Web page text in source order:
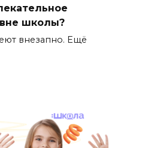
школы?
внезапно. Ещё